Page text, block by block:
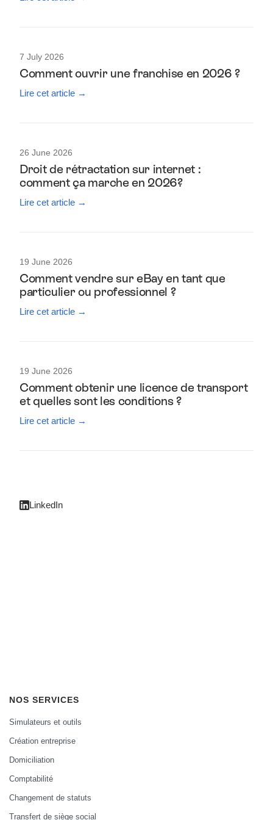
LinkedIn
7 July 2026
Comment ouvrir une franchise en 2026 ?
Lire cet article →
26 June 2026
Droit de rétractation sur internet :
comment ça marche en 2026?
Lire cet article →
19 June 2026
Comment vendre sur eBay en tant que
particulier ou professionnel ?
Lire cet article →
19 June 2026
Comment obtenir une licence de transport
et quelles sont les conditions ?
Lire cet article →
NOS SERVICES
Simulateurs et outils
Création entreprise
Domiciliation
Comptabilité
Changement de statuts
Transfert de siège social